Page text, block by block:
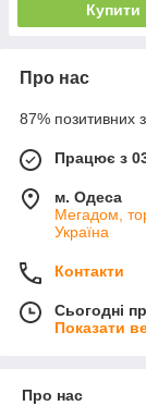
Купити
Про нас
87% позитивних з
Працює з
м. Одеса
Мегадом,
Україна
Контакти
Сьогодні
Показати
Про нас